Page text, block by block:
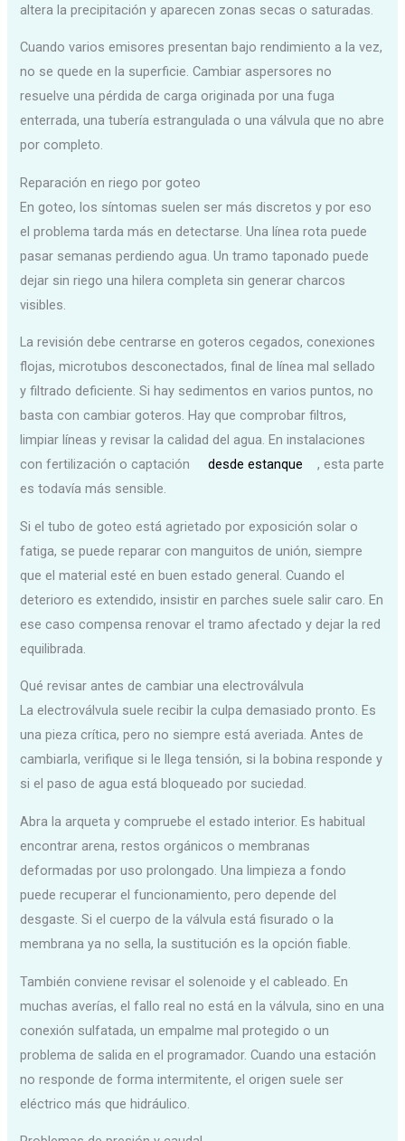
altera la precipitación y aparecen zonas secas o saturadas.
Cuando varios emisores presentan bajo rendimiento a la vez,
no se quede en la superficie. Cambiar aspersores no
resuelve una pérdida de carga originada por una fuga
enterrada, una tubería estrangulada o una válvula que no abre
por completo.
Reparación en riego por goteo
En goteo, los síntomas suelen ser más discretos y por eso
el problema tarda más en detectarse. Una línea rota puede
pasar semanas perdiendo agua. Un tramo taponado puede
dejar sin riego una hilera completa sin generar charcos
visibles.
La revisión debe centrarse en goteros cegados, conexiones
flojas, microtubos desconectados, final de línea mal sellado
y filtrado deficiente. Si hay sedimentos en varios puntos, no
basta con cambiar goteros. Hay que comprobar filtros,
limpiar líneas y revisar la calidad del agua. En instalaciones
con fertilización o captación
desde estanque
, esta parte
es todavía más sensible.
Si el tubo de goteo está agrietado por exposición solar o
fatiga, se puede reparar con manguitos de unión, siempre
que el material esté en buen estado general. Cuando el
deterioro es extendido, insistir en parches suele salir caro. En
ese caso compensa renovar el tramo afectado y dejar la red
equilibrada.
Qué revisar antes de cambiar una electroválvula
La electroválvula suele recibir la culpa demasiado pronto. Es
una pieza crítica, pero no siempre está averiada. Antes de
cambiarla, verifique si le llega tensión, si la bobina responde y
si el paso de agua está bloqueado por suciedad.
Abra la arqueta y compruebe el estado interior. Es habitual
encontrar arena, restos orgánicos o membranas
deformadas por uso prolongado. Una limpieza a fondo
puede recuperar el funcionamiento, pero depende del
desgaste. Si el cuerpo de la válvula está fisurado o la
membrana ya no sella, la sustitución es la opción fiable.
También conviene revisar el solenoide y el cableado. En
muchas averías, el fallo real no está en la válvula, sino en una
conexión sulfatada, un empalme mal protegido o un
problema de salida en el programador. Cuando una estación
no responde de forma intermitente, el origen suele ser
eléctrico más que hidráulico.